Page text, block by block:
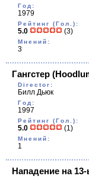
Год:
1979
Рейтинг (Гол.):
5.0 (3)
Мнений:
3
Гангстер
Director:
Билл Дьюк
Год:
1997
Рейтинг (Гол.):
5.0 (1)
Мнений:
1
Нападение на